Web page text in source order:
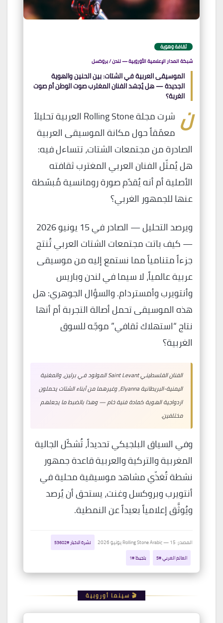
ثقافة وهوية
شبكة المدار الإعلامية الأوروبية — لندن / بروكسل
الموسيقى العربية في الشتات: بين الحنين والهوية
الجديدة — هل يُجسّد الفنان المغترب صوت الوطن أم صوت
الغربة؟
ن
شرت مجلة Rolling Stone العربية تحليلاً
معمّقاً حول مكانة الموسيقى العربية
الصادرة من مجتمعات الشتات، تتساءل فيه:
هل يُمثّل الفنان العربي المغترب ثقافته
الأصلية أم أنه يُقدّم صورة رومانسية مُبسّطة
عنها للجمهور الغربي؟
ويرصد التحليل — الصادر في 15 يونيو 2026
— كيف باتت مجتمعات الشتات العربي تُنتج
جزءاً متنامياً مما نستمع إليه من موسيقى
عربية عالمياً، لا سيما في لندن وباريس
وأنتويرب وأمستردام. والسؤال الجوهري: هل
هذه الموسيقى تحمل أصالة التجربة أم أنها
نتاج “استهلاك ثقافي” موجّه للسوق
الغربية؟
الفنان الفلسطيني Saint Levant المولود في برلين، والمغنية
اليمنية-البريطانية Elyanna، وغيرهما من أبناء الشتات يحملون
ازدواجية الهوية كمادة فنية خام — وهذا بالضبط ما يجعلهم
مختلفين.
وفي السياق البلجيكي تحديداً، تُشكّل الجالية
المغربية والتركية والعربية قاعدة جمهور
نشطة تُغذّي مشاهد موسيقية محلية في
أنتويرب وبروكسل وغنت، يستحق أن يُرصد
ويُوثَّق إعلامياً بعيداً عن النمطية.
المصدر: Rolling Stone Arabic — 15 يونيو 2026
نشرة الاخبار #53602
العالم العربي #5
بلجيكا #1
🎬 سينما أوروبية